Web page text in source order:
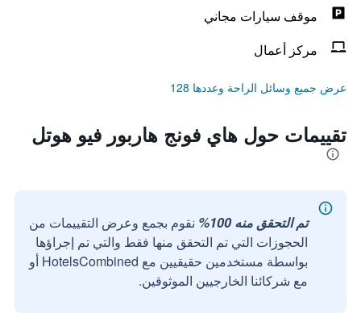
موقف سيارات مجاني
مركز أعمال
عرض جميع وسائل الراحة وعددها 128
تقييمات حول هاي فونج هاربور فيو هوتل
تم التحقق منه 100%
نقوم بجمع وعرض التقييمات من
الحجوزات التي تم التحقق منها فقط والتي تم إجراؤها
بواسطة مستخدمين حقيقيين مع HotelsCombined أو
مع شركائنا الخارجيين الموثوقين.